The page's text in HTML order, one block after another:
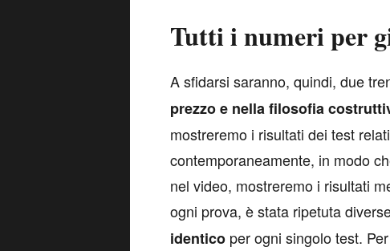
Tutti i numeri per
Asfidarsi saranno, quindi, due
prezzo e nella filosofia
mostreremo i risultati dei test
contemporaneamente, in modo
nel video, mostreremo i risultati
ogni prova, è stata ripetuta
identico per ogni singolo test.